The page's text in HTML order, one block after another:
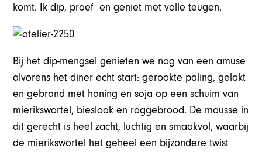
komt. Ik dip, proef en geniet met volle teugen.
Bij het dip-mengsel genieten we nog van een amuse
alvorens het diner echt start: gerookte paling, gelakt
en gebrand met honing en soja op een schuim van
mierikswortel, bieslook en roggebrood. De mousse in
dit gerecht is heel zacht, luchtig en smaakvol, waarbij
de mierikswortel het geheel een bijzondere twist